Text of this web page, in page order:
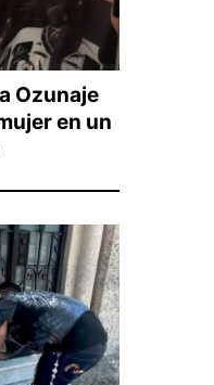
Ozunaje
en un